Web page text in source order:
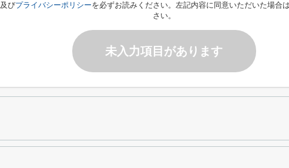
及びプライバシーポリシーを必ずお読みください。左記内容に同意いただいた場合
さい。
未入力項目があります